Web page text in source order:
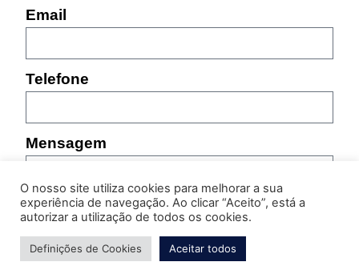
O nosso site utiliza cookies para melhorar a sua
experiência de navegação. Ao clicar “Aceito”, está a
autorizar a utilização de todos os cookies.
Definições de Cookies Aceitar todos
Email
Telefone
Mensagem
Por favor, indique as características do produto sobre